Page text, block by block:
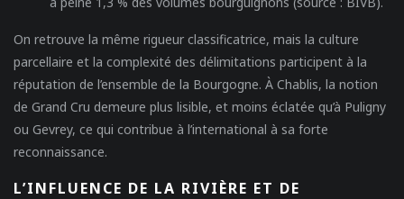
On retrouve la même rigueur classificatrice, mais la culture
parcellaire et la complexité des délimitations participent à la
réputation de l’ensemble de la Bourgogne. À Chablis, la notion
de Grand Cru demeure plus lisible, et moins éclatée qu’à Puligny
ou Gevrey, ce qui contribue à l’international à sa forte
reconnaissance.
L’INFLUENCE DE LA RIVIÈRE ET DE